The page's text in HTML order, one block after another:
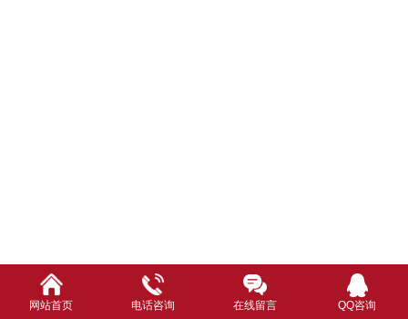
网站首页 电话咨询 在线留言 QQ咨询